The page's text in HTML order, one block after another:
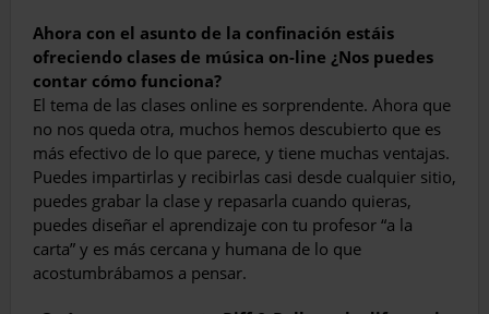
Ahora con el asunto de la confinación estáis
ofreciendo clases de música on-line ¿Nos puedes
contar cómo funciona?
El tema de las clases online es sorprendente. Ahora que
no nos queda otra, muchos hemos descubierto que es
más efectivo de lo que parece, y tiene muchas ventajas.
Puedes impartirlas y recibirlas casi desde cualquier sitio,
puedes grabar la clase y repasarla cuando quieras,
puedes diseñar el aprendizaje con tu profesor “a la
carta” y es más cercana y humana de lo que
acostumbrábamos a pensar.